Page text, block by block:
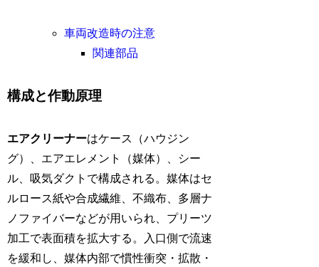
車両改造時の注意
関連部品
構成と作動原理
エアクリーナーはケース（ハウジン
グ）、エアエレメント（媒体）、シー
ル、吸気ダクトで構成される。媒体はセ
ルロース紙や合成繊維、不織布、多層ナ
ノファイバーなどが用いられ、プリーツ
加工で表面積を拡大する。入口側で流速
を緩和し、媒体内部で慣性衝突・拡散・